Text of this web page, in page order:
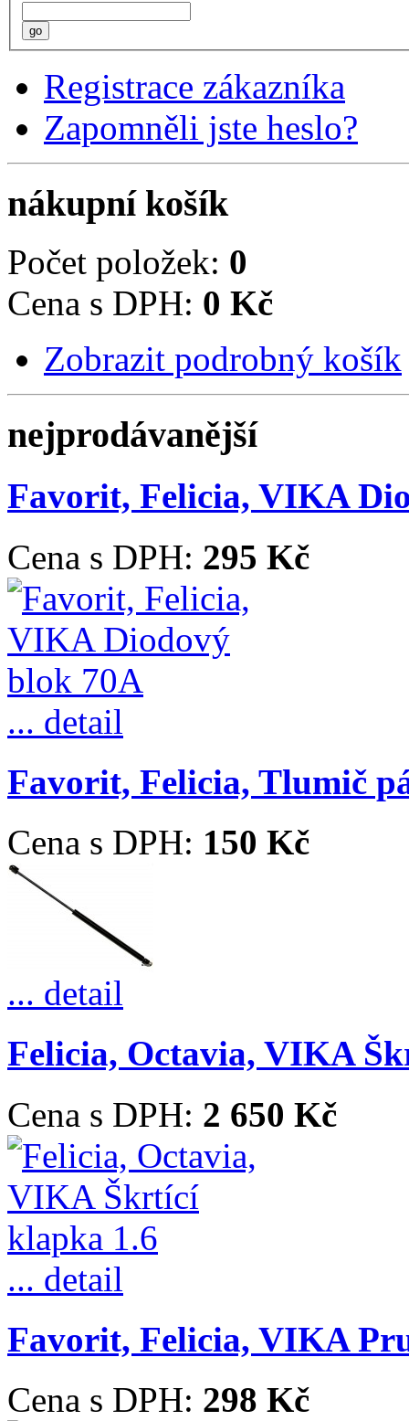
go
Registrace zákazníka
Zapomněli jste heslo?
nákupní košík
Počet položek: 0
Cena s DPH: 0 Kč
Zobrazit podrobný košík
nejprodávanější
Favorit, Felicia, VIKA
Cena s DPH: 295 Kč
... detail
Favorit, Felicia, Tlumič
Cena s DPH: 150 Kč
... detail
Felicia, Octavia, VIKA
Cena s DPH: 2 650 Kč
... detail
Favorit, Felicia, VIKA
Cena s DPH: 298 Kč